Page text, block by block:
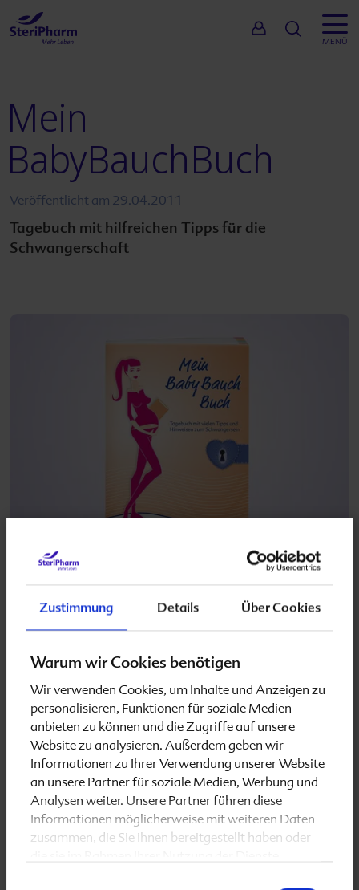
Zustimmung Details Über Cookies
Warum wir Cookies benötigen
Wir verwenden Cookies, um Inhalte und Anzeigen zu
personalisieren, Funktionen für soziale Medien
anbieten zu können und die Zugriffe auf unsere
Website zu analysieren. Außerdem geben wir
Informationen zu Ihrer Verwendung unserer Website
an unsere Partner für soziale Medien, Werbung und
Analysen weiter. Unsere Partner führen diese
Informationen möglicherweise mit weiteren Daten
zusammen, die Sie ihnen bereitgestellt haben oder
Suche
MENÜ
Mein
BabyBauchBuch
Veröffentlicht am 29.04.2011
Tagebuch mit hilfreichen Tipps für die
Schwangerschaft
Das BabyBauchBuch ist ein Tagebuch, das
werdenden Müttern die Möglichkeit bietet,
während der Schwangerschaft zu notieren. Tipps für
Termine der Vorsorgeuntersuchungen und Hinweise
auf hilfreiche Bücher und Internetseiten sind
enthalten.
Die persönlichen Eintragungen und Bilder lassen ein
individuelles Buch voller Erinnerungen entstehen,
welches auch nach der Geburt an eine ganz
besondere Zeit erinnert. "Mein BabyBauchBuch"